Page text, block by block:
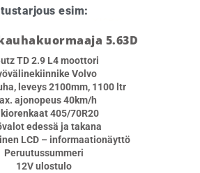
esim:
5.63D
TD 2.9 L4 moottori
Volvo
leveys 2100mm, 1100 ltr
ajonopeus 40km/h
405/70R20
edessä ja takana
LCD – informaationäyttö
Peruutussummeri
12V ulostulo